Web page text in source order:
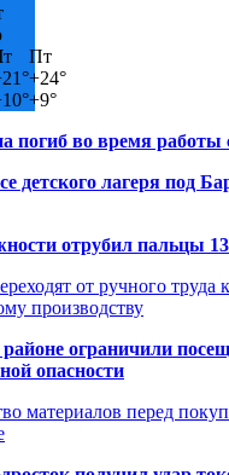
Пт
21°+24°
10°+9°
погиб во время работы
детского лагеря под
отрубил пальцы
от ручного труда к
производству
ограничили
опасности
материалов перед